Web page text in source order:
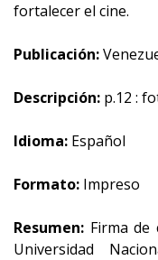
fortalecer el cine.
Publicación:
Descripción: p.12 :
Idioma: Español
Formato: Impreso
Resumen: Firma
Universidad